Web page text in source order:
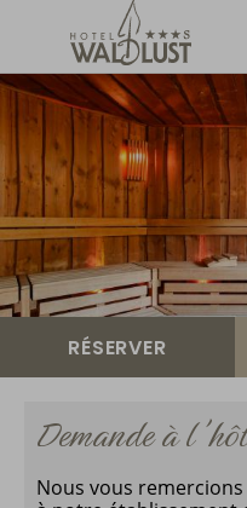
Demande à
Nous vous